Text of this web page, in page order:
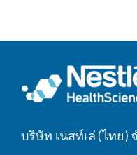
บริษัท เนสท์เล่ (ไทย)